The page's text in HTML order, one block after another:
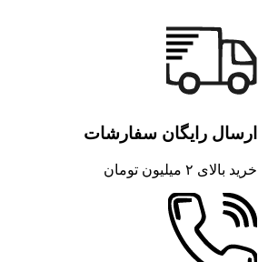
ارسال رایگان سفارشات
خرید بالای ۲ میلیون تومان